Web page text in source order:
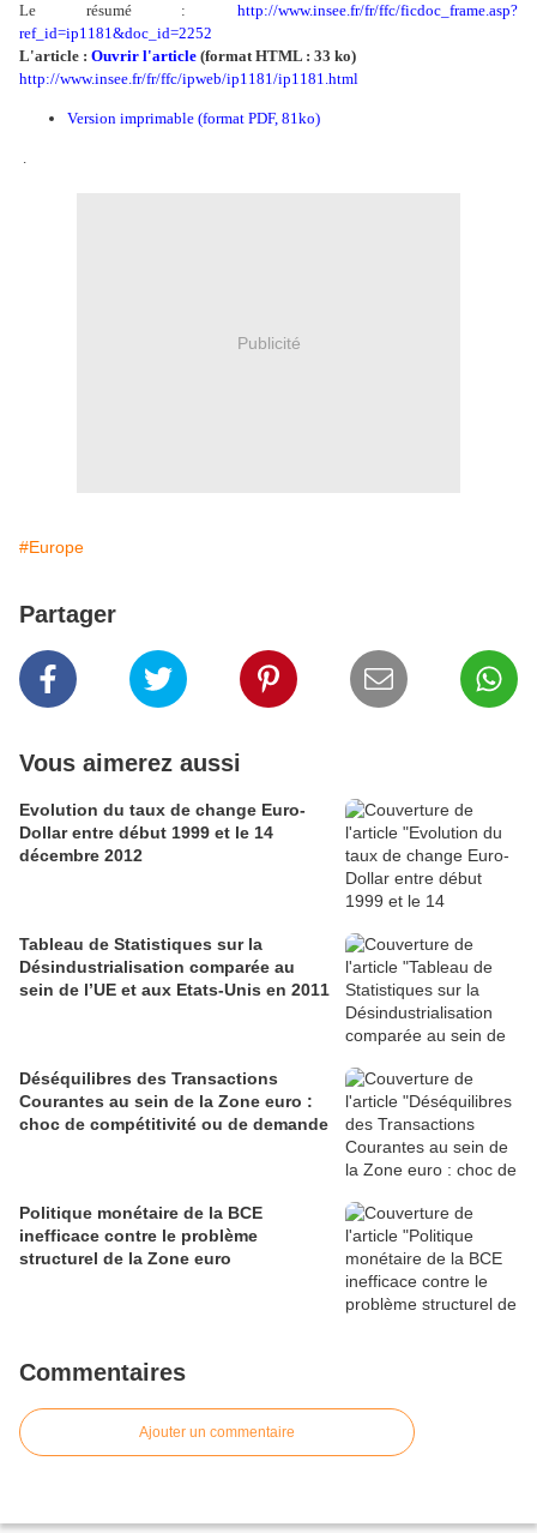
Le résumé :
http://www.insee.fr/fr/ffc/ficdoc_frame.asp?
ref_id=ip1181&doc_id=2252
L'article : Ouvrir l'article (format HTML : 33 ko)
http://www.insee.fr/fr/ffc/ipweb/ip1181/ip1181.html
Version imprimable (format PDF, 81ko)
.
Publicité
#Europe
Partager
Vous aimerez aussi
Evolution du taux de change Euro-
Dollar entre début 1999 et le 14
décembre 2012
Tableau de Statistiques sur la
Désindustrialisation comparée au
sein de l’UE et aux Etats-Unis en 2011
Déséquilibres des Transactions
Courantes au sein de la Zone euro :
choc de compétitivité ou de demande
Politique monétaire de la BCE
inefficace contre le problème
structurel de la Zone euro
Commentaires
Ajouter un commentaire